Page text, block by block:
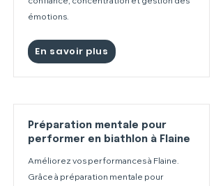
émotions.
En savoir plus
Préparation mentale pour
performer en biathlon à Flaine
Améliorez vos performances à Flaine.
Grâce à préparation mentale pour